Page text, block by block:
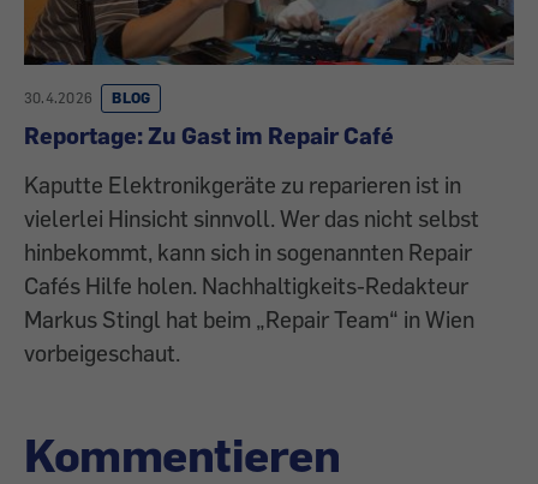
30.4.2026 BLOG
Reportage: Zu Gast im Repair Café
Kaputte Elektronikgeräte zu reparieren ist in
vielerlei Hinsicht sinnvoll. Wer das nicht selbst
hinbekommt, kann sich in sogenannten Repair
Cafés Hilfe holen. Nachhaltigkeits-Redakteur
Markus Stingl hat beim „Repair Team“ in Wien
vorbeigeschaut.
Kommentieren